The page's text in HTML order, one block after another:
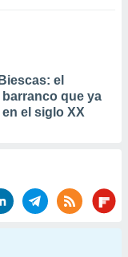
el
que ya
el siglo XX